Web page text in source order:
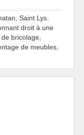
Saint Lys.
droit à une
bricolage,
de meubles,